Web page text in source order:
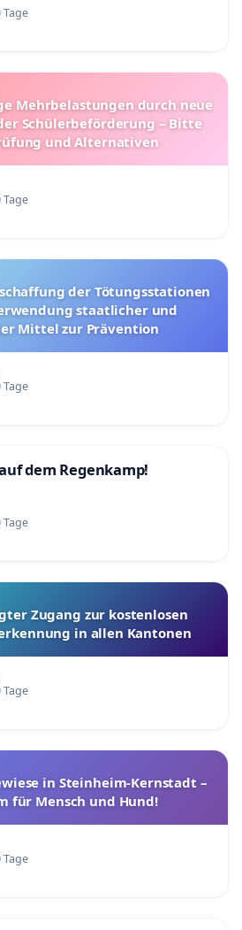
Mehrbelastungen durch neue
Schülerbeförderung – Bitte
und Alternativen
staatlicher und
Mittel zur Prävention
dem Regenkamp!
Zugang zur kostenlosen
in allen Kantonen
in Steinheim-Kernstadt –
für Mensch und Hund!